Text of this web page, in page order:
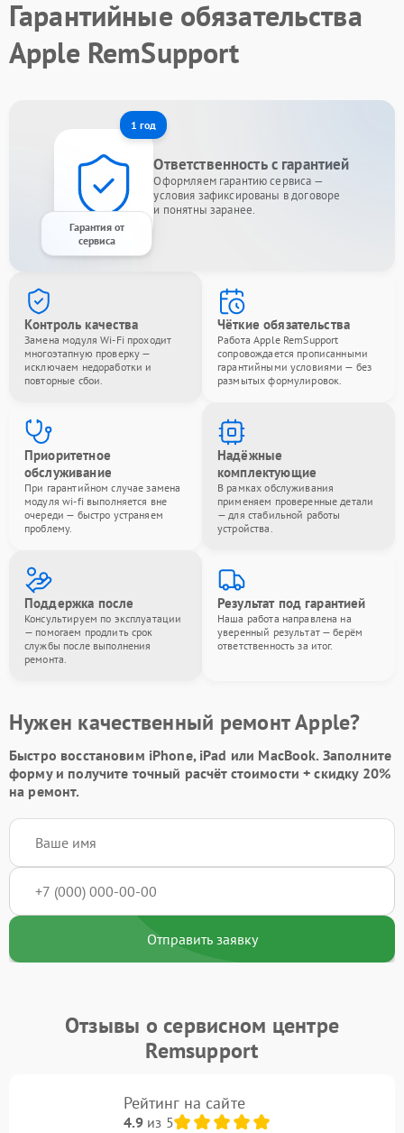
Гарантийные обязательства
Apple RemSupport
1 год
Гарантия от
сервиса
Ответственность с гарантией
Оформляем гарантию сервиса —
условия зафиксированы в договоре
и понятны заранее.
Контроль качества
Замена модуля Wi-Fi проходит
многоэтапную проверку —
исключаем недоработки и
повторные сбои.
Чёткие обязательства
Работа Apple RemSupport
сопровождается прописанными
гарантийными условиями — без
размытых формулировок.
Приоритетное
обслуживание
При гарантийном случае замена
модуля wi-fi выполняется вне
очереди — быстро устраняем
проблему.
Надёжные
комплектующие
В рамках обслуживания
применяем проверенные детали
— для стабильной работы
устройства.
Поддержка после
Консультируем по эксплуатации
— помогаем продлить срок
службы после выполнения
ремонта.
Результат под гарантией
Наша работа направлена на
уверенный результат — берём
ответственность за итог.
Нужен качественный ремонт Apple?
Быстро восстановим iPhone, iPad или MacBook. Заполните
формуи получите точный расчёт стоимости +скидку 20%
на ремонт.
Отправить заявку
Отзывы о сервисном центре
Remsupport
Рейтинг на сайте
4.9из 5